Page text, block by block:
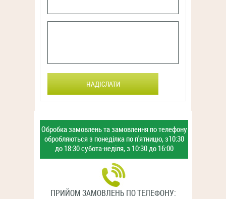
НАДІСЛАТИ
Обробка замовлень та замовленняпо телефону
обробляються з понеділка по п'ятницю,з10:30
до 18:30субота-неділя,з 10:30 до 16:00
ПРИЙОМ ЗАМОВЛЕНЬ ПО ТЕЛЕФОНУ: